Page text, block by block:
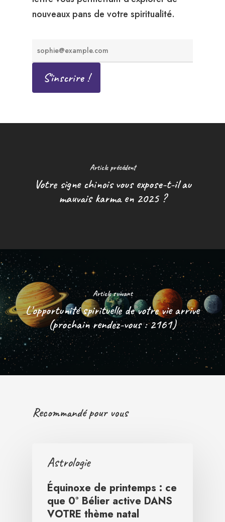
nouveaux pans de votre spiritualité.
Article précédent
Votre signe chinois vous expose-t-il au
mauvais karma en 2025 ?
Article suivant
L'opportunité spirituelle de votre vie arrive
(prochain rendez-vous : 2161)
Recommandé pour vous
Astrologie
Équinoxe de printemps : ce
que 0° Bélier active DANS
VOTRE thème natal